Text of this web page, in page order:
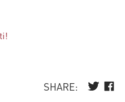
SHARE: